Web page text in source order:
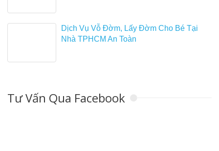
Dịch Vụ Vỗ Đờm, Lấy Đờm Cho Bé Tại
Nhà TPHCM An Toàn
Tư Vấn Qua Facebook